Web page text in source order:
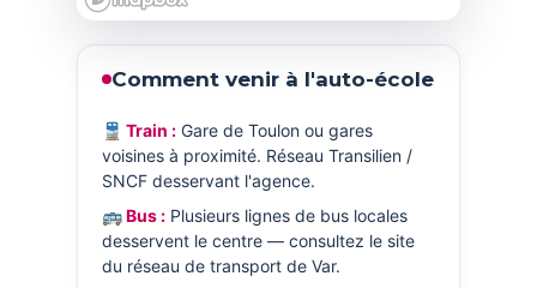
Comment venir à l'auto-école
🚆 Train :Gare de Toulon ou gares
voisines à proximité. Réseau Transilien /
SNCF desservant l'agence.
🚌 Bus :Plusieurs lignes de bus locales
desservent le centre — consultez le site
du réseau de transport de Var.